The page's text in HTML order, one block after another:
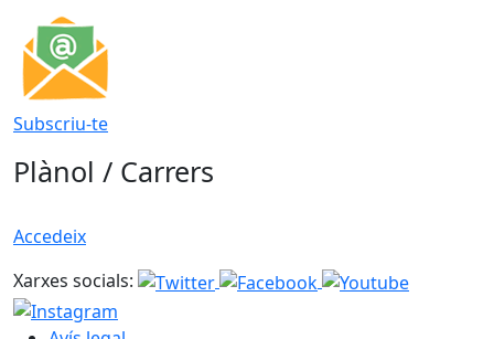
Subscriu-te
Plànol / Carrers
Accedeix
Xarxes socials: